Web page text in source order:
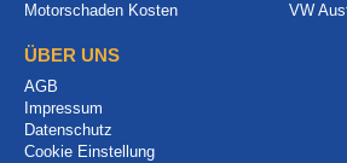
Motorschaden Kosten
VW
ÜBER UNS
AGB
Impressum
Datenschutz
Cookie Einstellung